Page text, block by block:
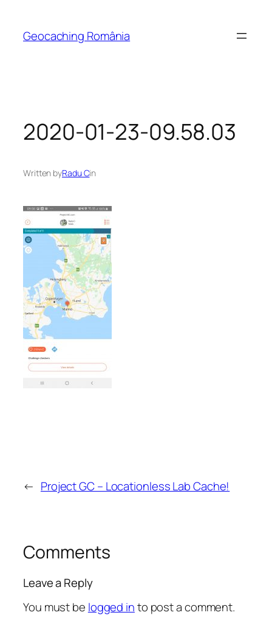
content
Geocaching România
2020-01-23-09.58.03
Written byRadu Cin
← Project GC – Locationless Lab Cache!
Comments
Leave a Reply
You must be logged into post a comment.